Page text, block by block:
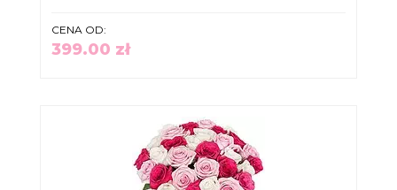
CENA OD:
399.00 zł